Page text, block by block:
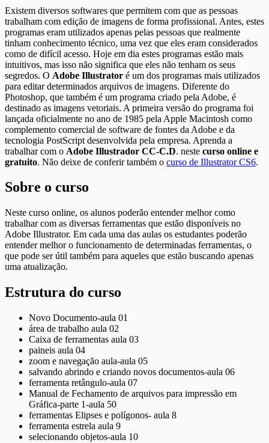
Existem diversos softwares que permitem com que as pessoas
trabalham com edição de imagens de forma profissional. Antes, estes
programas eram utilizados apenas pelas pessoas que realmente
tinham conhecimento técnico, uma vez que eles eram considerados
como de difícil acesso. Hoje em dia estes programas estão mais
intuitivos, mas isso não significa que eles não tenham os seus
segredos. O Adobe Illustrator é um dos programas mais utilizados
para editar determinados arquivos de imagens. Diferente do
Photoshop, que também é um programa criado pela Adobe, é
destinado as imagens vetoriais. A primeira versão do programa foi
lançada oficialmente no ano de 1985 pela Apple Macintosh como
complemento comercial de software de fontes da Adobe e da
tecnologia PostScript desenvolvida pela empresa. Aprenda a
trabalhar com o Adobe Illustrador CC-C.D. neste curso online e
gratuito. Não deixe de conferir também o curso de Illustrator CS6.
Sobre o curso
Neste curso online, os alunos poderão entender melhor como
trabalhar com as diversas ferramentas que estão disponíveis no
Adobe Illustrator. Em cada uma das aulas os estudantes poderão
entender melhor o funcionamento de determinadas ferramentas, o
que pode ser útil também para aqueles que estão buscando apenas
uma atualização.
Estrutura do curso
Novo Documento-aula 01
área de trabalho aula 02
Caixa de ferramentas aula 03
paineis aula 04
zoom e navegação aula-aula 05
salvando abrindo e criando novos documentos-aula 06
ferramenta retângulo-aula 07
Manual de Fechamento de arquivos para impressão em
Gráfica-parte 1-aula 50
ferramentas Elipses e polígonos- aula 8
ferramenta estrela aula 9
selecionando objetos-aula 10